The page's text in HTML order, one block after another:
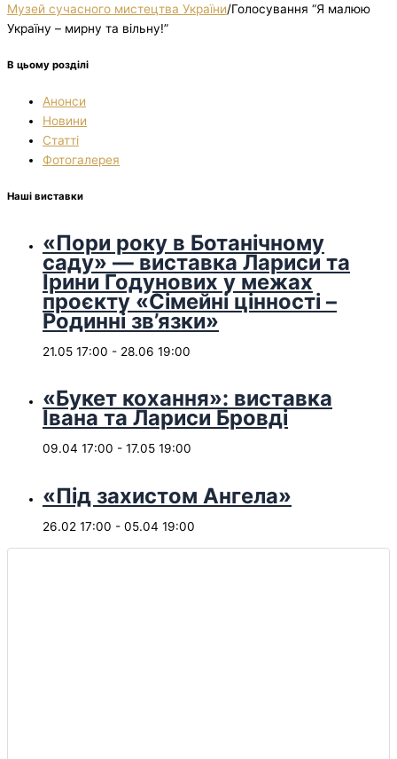
Музей сучасного мистецтва України/Голосування “Я малюю
Україну – мирну та вільну!”
В цьому розділі
Анонси
Новини
Статті
Фотогалерея
Наші виставки
«Пори року в Ботанічному
саду» — виставка Лариси та
Ірини Годунових у межах
проєкту «Сімейні цінності –
Родинні зв’язки»
21.05 17:00 - 28.06 19:00
«Букет кохання»: виставка
Івана та Лариси Бровді
09.04 17:00 - 17.05 19:00
«Під захистом Ангела»
26.02 17:00 - 05.04 19:00